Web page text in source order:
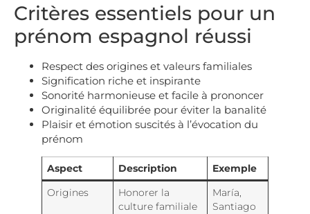
Critères essentiels pour un
prénom espagnol réussi
Respect des origines et valeurs familiales
Signification riche et inspirante
Sonorité harmonieuse et facile à prononcer
Originalité équilibrée pour éviter la banalité
Plaisir et émotion suscités à l’évocation du
prénom
Aspect Description Exemple
Origines
Honorer la
culture familiale
María,
Santiago